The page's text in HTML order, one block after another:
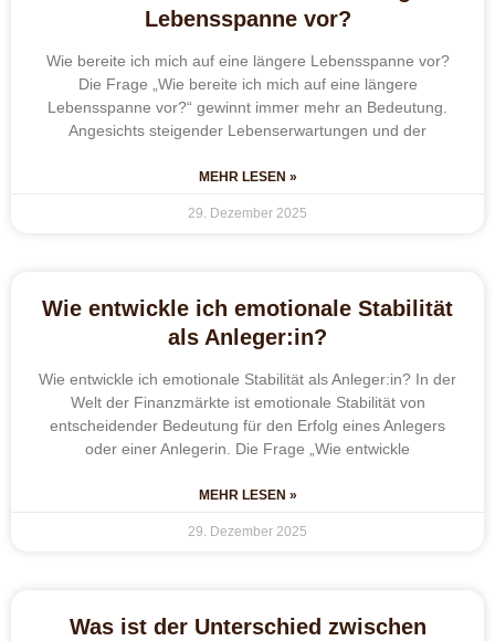
Lebensspanne vor?
Wie bereite ich mich auf eine längere Lebensspanne vor?
Die Frage „Wie bereite ich mich auf eine längere
Lebensspanne vor?“ gewinnt immer mehr an Bedeutung.
Angesichts steigender Lebenserwartungen und der
MEHR LESEN »
29. Dezember 2025
Wie entwickle ich emotionale Stabilität
als Anleger:in?
Wie entwickle ich emotionale Stabilität als Anleger:in? In der
Welt der Finanzmärkte ist emotionale Stabilität von
entscheidender Bedeutung für den Erfolg eines Anlegers
oder einer Anlegerin. Die Frage „Wie entwickle
MEHR LESEN »
29. Dezember 2025
Was ist der Unterschied zwischen